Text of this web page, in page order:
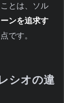
とは、ソル
ンを追求す
です。
シオの違